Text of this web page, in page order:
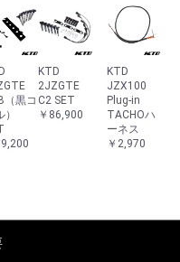
（黒コ
KTD
2JZGTE
C2 SET
￥86,900
KTD
JZX100
Plug-in
TACHOハ
ーネス
￥2,970